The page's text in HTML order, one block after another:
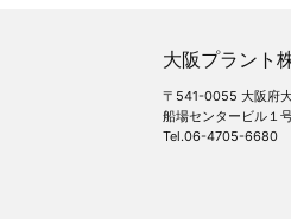
大阪プラント
〒541-0055 大阪府
船場センタービル１
Tel.06-4705-6680